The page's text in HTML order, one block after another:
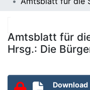
Statistiken
Amtsblatt für
Hrsg.: Die
Download